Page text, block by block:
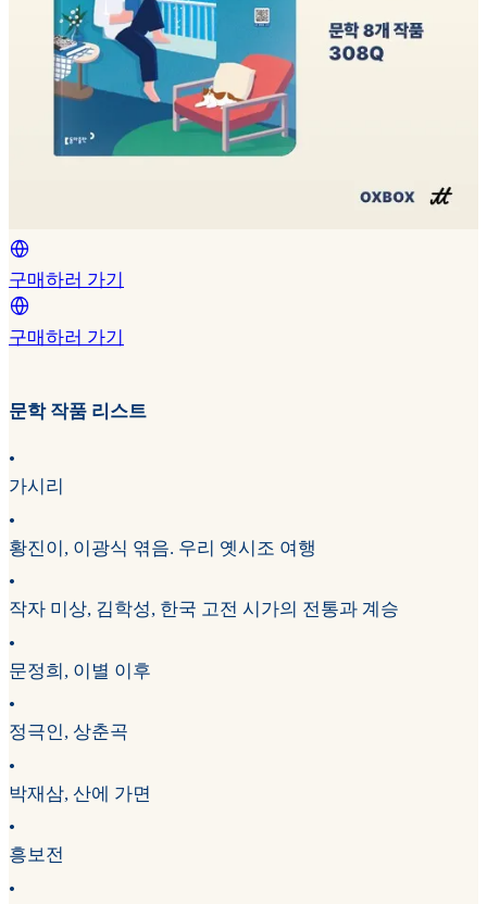
구매하러 가기
구매하러 가기
문학 작품 리스트
•
가시리
•
황진이, 이광식 엮음. 우리 옛시조 여행
•
작자 미상, 김학성, 한국 고전 시가의 전통과 계승
•
문정희, 이별 이후
•
정극인, 상춘곡
•
박재삼, 산에 가면
•
흥보전
•